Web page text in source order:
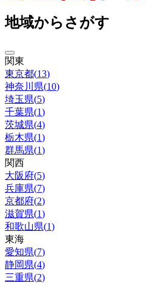
地域からさがす
関東
東京都(13)
神奈川県(10)
埼玉県(5)
千葉県(1)
茨城県(4)
栃木県(1)
群馬県(1)
関西
大阪府(5)
兵庫県(7)
京都府(2)
滋賀県(1)
和歌山県(1)
東海
愛知県(7)
静岡県(4)
三重県(2)